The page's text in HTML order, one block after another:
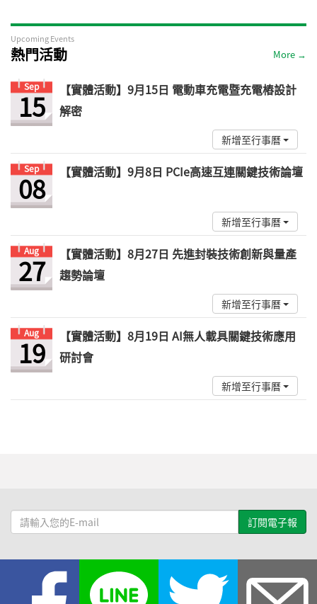
Upcoming Events
熱門活動 More →
Sep
15
【實體活動】9月15日 電動車充電暨充電樁設計
解密
新增至行事曆
Sep
08 【實體活動】9月8日 PCIe高速互連關鍵技術論壇
新增至行事曆
Aug
27
【實體活動】8月27日 先進封裝技術創新與量產
趨勢論壇
新增至行事曆
Aug
19
【實體活動】8月19日 AI無人載具關鍵技術應用
研討會
新增至行事曆
請
輸